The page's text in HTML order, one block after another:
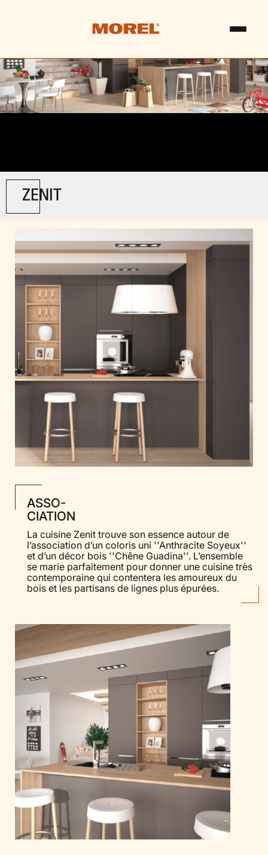
ZENIT
ASSO-
CIATION
La cuisine Zenit trouve son essence autour de
l’association d’un coloris uni ''Anthracite Soyeux''
et d’un décor bois ''Chêne Guadina''. L’ensemble
se marie parfaitement pour donner une cuisine très
contemporaine qui contentera les amoureux du
bois et les partisans de lignes plus épurées.